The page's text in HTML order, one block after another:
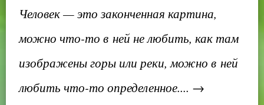
Человек — это законченная картина,
можно что-то в ней не любить, как там
изображены горы или реки, можно в ней
любить что-то определенное.... →